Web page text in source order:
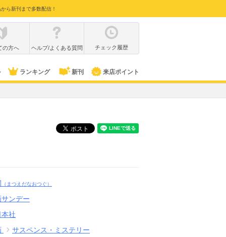
ら新刊まで多数配信！
の方へ ヘルプ/よくある質問 チェック履歴
ランキング 新刊 来店ポイント
（まつえだなおつぐ）
ンデー
社
サスペンス・ミステリー